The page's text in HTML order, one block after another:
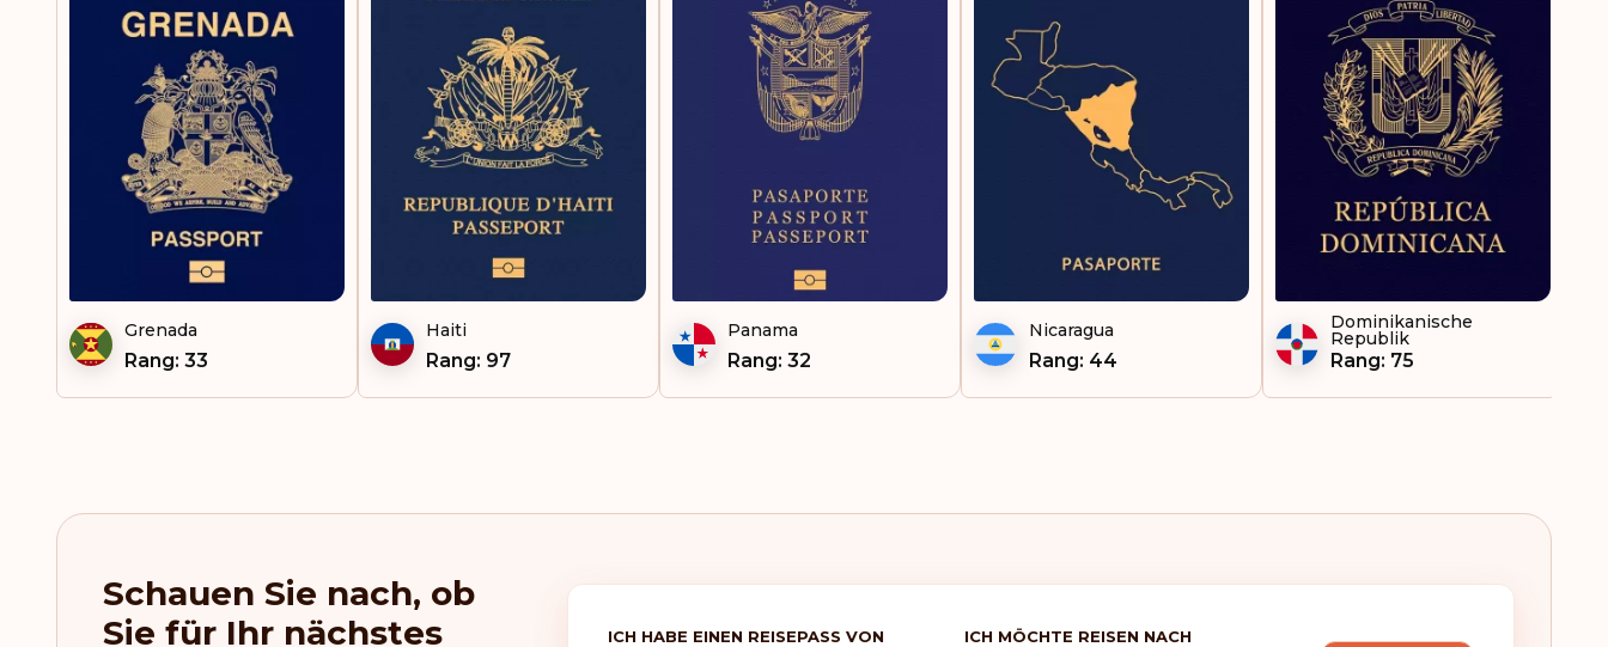
Grönland
Guatemala
Guyana
Haiti
Honduras
Hongkong
Island
Kolumbien
Weißrussland
Zentralafrikanische
Republik
Grenada
Rang: 33
Haiti
Rang: 97
Panama
Rang: 32
Nicaragua
Rang: 44
Dominikanische
Republik
Rang: 75
Schauen Sie nach, ob
Sie für Ihr nächstes
ICH HABE EINEN REISEPASS VON ICH MÖCHTE REISEN NACH